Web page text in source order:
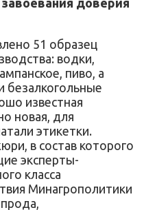
51 образец
водки,
пиво, а
безалкогольные
известная
новая, для
этикетки.
в состав которого
эксперты-
класса
Минагрополитики